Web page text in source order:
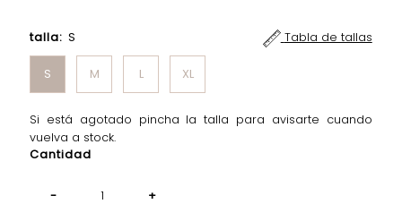
Tabla de tallas
talla: S
S M L XL
Si está agotado pincha la talla para avisarte cuando
vuelva a stock.
Cantidad
- +